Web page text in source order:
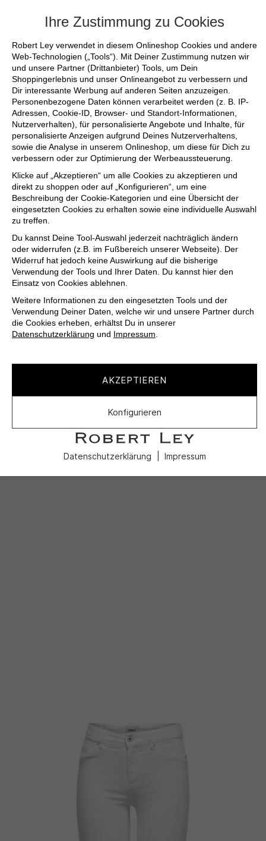
Ihre Zustimmung zu Cookies
Robert Ley verwendet in diesem Onlineshop Cookies und andere
Web-Technologien („Tools“). Mit Deiner Zustimmung nutzen wir
und unsere Partner (Drittanbieter) Tools, um Dein
Shoppingerlebnis und unser Onlineangebot zu verbessern und
Dir interessante Werbung auf anderen Seiten anzuzeigen.
Personenbezogene Daten können verarbeitet werden (z. B. IP-
Adressen, Cookie-ID, Browser- und Standort-Informationen,
Nutzerverhalten), für personalisierte Angebote und Inhalte, für
personalisierte Anzeigen aufgrund Deines Nutzerverhaltens,
sowie die Analyse in unserem Onlineshop, um diese für Dich zu
verbessern oder zur Optimierung der Werbeaussteuerung.
Klicke auf „Akzeptieren“ um alle Cookies zu akzeptieren und
direkt zu shoppen oder auf „Konfigurieren“, um eine
Beschreibung der Cookie-Kategorien und eine Übersicht der
eingesetzten Cookies zu erhalten sowie eine individuelle Auswahl
zu treffen.
Du kannst Deine Tool-Auswahl jederzeit nachträglich ändern
oder widerrufen (z.B. im Fußbereich unserer Webseite). Der
Widerruf hat jedoch keine Auswirkung auf die bisherige
Verwendung der Tools und Ihrer Daten. Du kannst hier den
Einsatz von Cookies ablehnen.
Weitere Informationen zu den eingesetzten Tools und der
Verwendung Deiner Daten, welche wir und unsere Partner durch
die Cookies erheben, erhältst Du in unserer
Datenschutzerklärung und Impressum.
AKZEPTIEREN
Konfigurieren
Datenschutzerklärung Impressum